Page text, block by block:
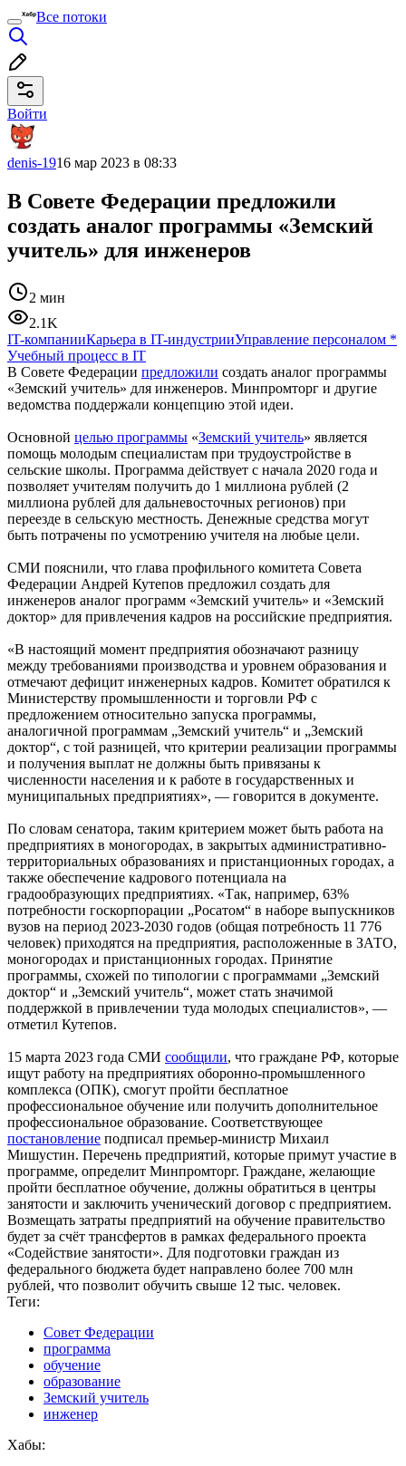
Все потоки
Войти
denis-1916 мар 2023 в 08:33
В Совете Федерации предложили
создать аналог программы «Земский
учитель» для инженеров
2 мин
2.1K
IT-компанииКарьера в IT-индустрииУправление персоналом *
Учебный процесс в IT
В Совете Федерации предложили создать аналог программы
«Земский учитель» для инженеров. Минпромторг и другие
ведомства поддержали концепцию этой идеи.
Основной целью программы «Земский учитель» является
помощь молодым специалистам при трудоустройстве в
сельские школы. Программа действует с начала 2020 года и
позволяет учителям получить до 1 миллиона рублей (2
миллиона рублей для дальневосточных регионов) при
переезде в сельскую местность. Денежные средства могут
быть потрачены по усмотрению учителя на любые цели.
СМИ пояснили, что глава профильного комитета Совета
Федерации Андрей Кутепов предложил создать для
инженеров аналог программ «Земский учитель» и «Земский
доктор» для привлечения кадров на российские предприятия.
«В настоящий момент предприятия обозначают разницу
между требованиями производства и уровнем образования и
отмечают дефицит инженерных кадров. Комитет обратился к
Министерству промышленности и торговли РФ с
предложением относительно запуска программы,
аналогичной программам „Земский учитель“ и „Земский
доктор“, с той разницей, что критерии реализации программы
и получения выплат не должны быть привязаны к
численности населения и к работе в государственных и
муниципальных предприятиях», — говорится в документе.
По словам сенатора, таким критерием может быть работа на
предприятиях в моногородах, в закрытых административно-
территориальных образованиях и пристанционных городах, а
также обеспечение кадрового потенциала на
градообразующих предприятиях. «Так, например, 63%
потребности госкорпорации „Росатом“ в наборе выпускников
вузов на период 2023-2030 годов (общая потребность 11 776
человек) приходятся на предприятия, расположенные в ЗАТО,
моногородах и пристанционных городах. Принятие
программы, схожей по типологии с программами „Земский
доктор“ и „Земский учитель“, может стать значимой
поддержкой в привлечении туда молодых специалистов», —
отметил Кутепов.
15 марта 2023 года СМИ сообщили, что граждане РФ, которые
ищут работу на предприятиях оборонно-промышленного
комплекса (ОПК), смогут пройти бесплатное
профессиональное обучение или получить дополнительное
профессиональное образование. Соответствующее
постановление подписал премьер-министр Михаил
Мишустин. Перечень предприятий, которые примут участие в
программе, определит Минпромторг. Граждане, желающие
пройти бесплатное обучение, должны обратиться в центры
занятости и заключить ученический договор с предприятием.
Возмещать затраты предприятий на обучение правительство
будет за счёт трансфертов в рамках федерального проекта
«Содействие занятости». Для подготовки граждан из
федерального бюджета будет направлено более 700 млн
рублей, что позволит обучить свыше 12 тыс. человек.
Теги:
Совет Федерации
программа
обучение
образование
Земский учитель
инженер
Хабы: